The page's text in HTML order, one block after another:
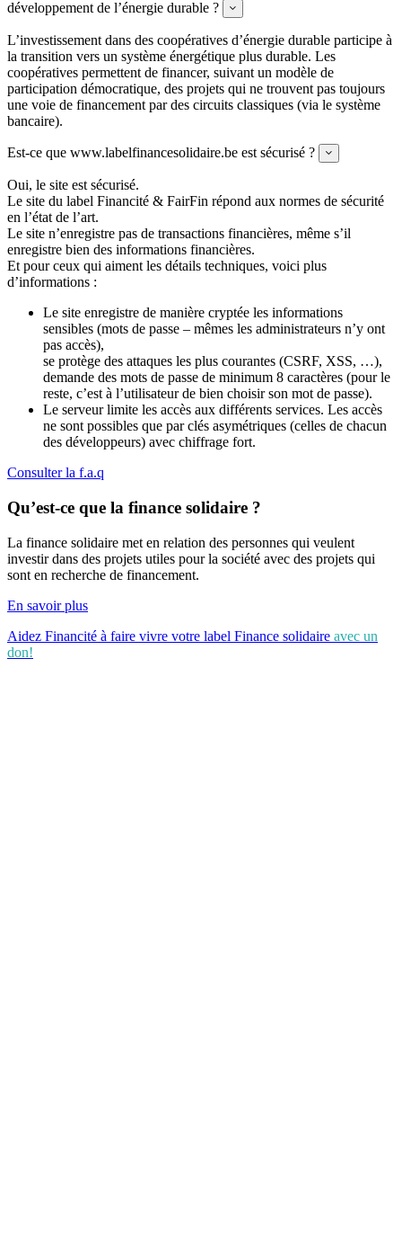
développement de l’énergie durable ? Expand
L’investissement dans des coopératives d’énergie durable participe à
la transition vers un système énergétique plus durable. Les
coopératives permettent de financer, suivant un modèle de
participation démocratique, des projets qui ne trouvent pas toujours
une voie de financement par des circuits classiques (via le système
bancaire).
Est-ce que www.labelfinancesolidaire.be est sécurisé ? Expand
Oui, le site est sécurisé.
Le site du label Financité & FairFin répond aux normes de sécurité
en l’état de l’art.
Le site n’enregistre pas de transactions financières, même s’il
enregistre bien des informations financières.
Et pour ceux qui aiment les détails techniques, voici plus
d’informations :
Le site enregistre de manière cryptée les informations
sensibles (mots de passe – mêmes les administrateurs n’y ont
pas accès),
se protège des attaques les plus courantes (CSRF, XSS, …),
demande des mots de passe de minimum 8 caractères (pour le
reste, c’est à l’utilisateur de bien choisir son mot de passe).
Le serveur limite les accès aux différents services. Les accès
ne sont possibles que par clés asymétriques (celles de chacun
des développeurs) avec chiffrage fort.
Consulter la f.a.q
Qu’est-ce que la finance solidaire ?
La finance solidaire met en relation des personnes qui veulent
investir dans des projets utiles pour la société avec des projets qui
sont en recherche de financement.
En savoir plus
Aidez Financité à faire vivre votre label Finance solidaire avec un
don!